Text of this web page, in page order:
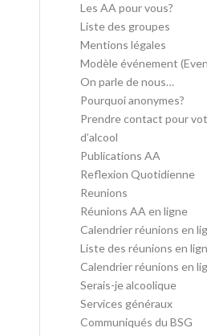
Les AA pour vous?
Liste des groupes
Mentions légales
Modèle événement
On parle de nous…
Pourquoi anonymes?
Prendre contact pour
d’alcool
Publications AA
Reflexion Quotidienne
Reunions
Réunions AA en ligne
Calendrier réunions en
Liste des réunions en
Calendrier réunions en
Serais-je alcoolique
Services généraux
Communiqués du BSG